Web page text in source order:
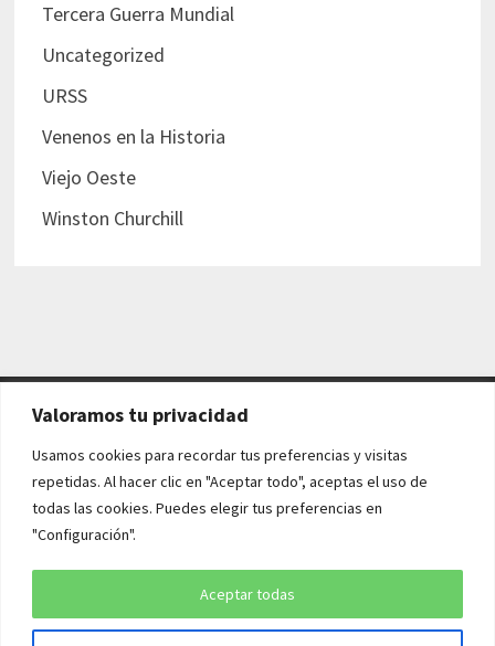
Valoramos tu privacidad
Usamos cookies para recordar tus preferencias y visitas
repetidas. Al hacer clic en "Aceptar todo", aceptas el uso de
todas las cookies. Puedes elegir tus preferencias en
"Configuración".
Aceptar todas
Tercera Guerra Mundial
Uncategorized
URSS
Venenos en la Historia
Viejo Oeste
Winston Churchill
AVISO LEGAL Y POLÍTICAS
Aviso legal
Política de cookies